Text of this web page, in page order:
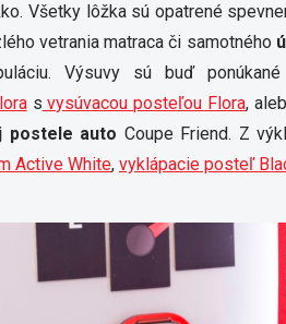
Všetky lôžka sú opatrené
vetrania matraca či samotného
Výsuvy sú buď
s vysúvacou posteľou Flora,
postele auto Coupe Friend. Z
Active White, vyklápacie posteľ